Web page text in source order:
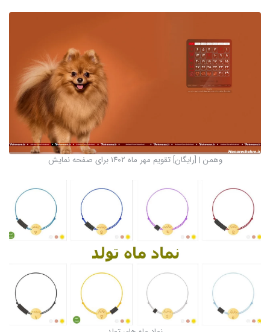
وهمن | [رایگان] تقویم مهر ماه ۱۴۰۲ برای صفحه نمایش